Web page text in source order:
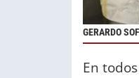
GERARDO
En